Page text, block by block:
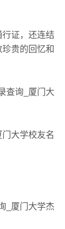
证，还连结
贵的回忆和